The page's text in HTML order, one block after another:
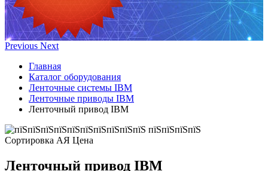
Previous Next
Главная
Каталог оборудования
Ленточные системы IBM
Ленточные приводы IBM
Ленточный привод IBM
Сортировка АЯ Ценa
Ленточный привод IBM